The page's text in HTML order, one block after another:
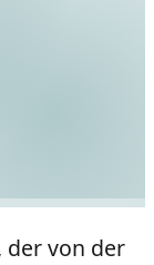
der von der